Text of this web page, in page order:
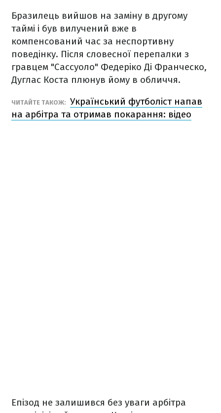
Бразилець вийшов на заміну в другому
таймі і був вилучений вже в
компенсований час за неспортивну
поведінку. Після словесної перепалки з
гравцем "Сассуоло" Федеріко Ді Франческо,
Дуглас Коста плюнув йому в обличчя.
ЧИТАЙТЕ ТАКОЖ: Український футболіст напав
на арбітра та отримав покарання: відео
Епізод не залишився без уваги арбітра